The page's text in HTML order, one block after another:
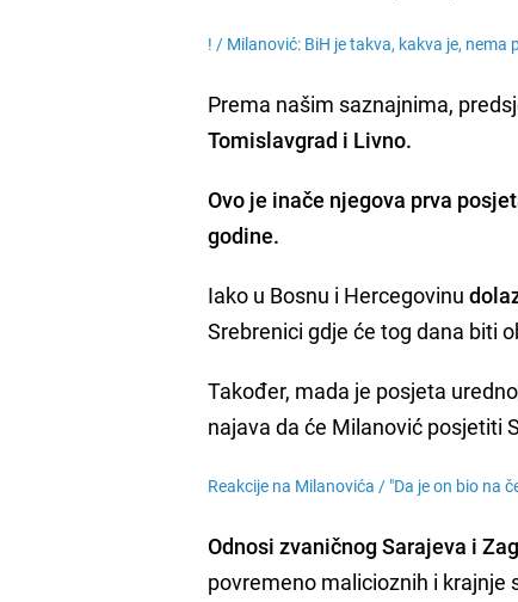
! / Milanović: BiH je takva, kakva je,
Prema našim saznajnima,
Tomislavgrad i Livno.
Ovo je inače njegova prva
godine.
Iako u Bosnu i Hercegovinu
Srebrenici gdje će tog dana biti
Također, mada je posjeta
najava da će Milanović posjetiti
Reakcije na Milanovića / "Da je on bio na
Odnosi zvaničnog Sarajeva i
povremeno malicioznih i krajnje